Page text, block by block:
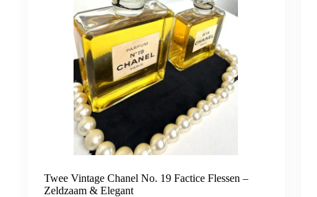
Twee Vintage Chanel No. 19 Factice Flessen –
Zeldzaam & Elegant